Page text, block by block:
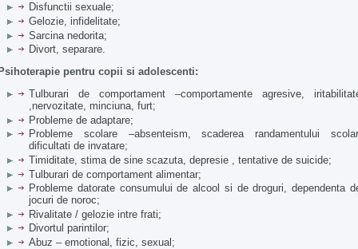
Disfunctii sexuale;
Gelozie, infidelitate;
Sarcina nedorita;
Divort, separare.
Psihoterapie pentru copii si adolescenti:
Tulburari de comportament –comportamente agresive,
,nervozitate, minciuna, furt;
Probleme de adaptare;
Probleme scolare –absenteism, scaderea randamentului
dificultati de invatare;
Timiditate, stima de sine scazuta, depresie , tentative de suicide;
Tulburari de comportament alimentar;
Probleme datorate consumului de alcool si de droguri, dependenta
jocuri de noroc;
Rivalitate / gelozie intre frati;
Divortul parintilor;
Abuz – emotional, fizic, sexual;